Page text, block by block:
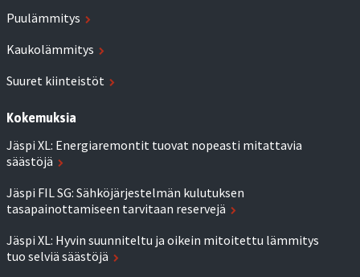
Puulämmitys
Kaukolämmitys
Suuret kiinteistöt
Kokemuksia
Jäspi XL: Energiaremontit tuovat nopeasti mitattavia
säästöjä
Jäspi FIL SG: Sähköjärjestelmän kulutuksen
tasapainottamiseen tarvitaan reservejä
Jäspi XL: Hyvin suunniteltu ja oikein mitoitettu lämmitys
tuo selviä säästöjä